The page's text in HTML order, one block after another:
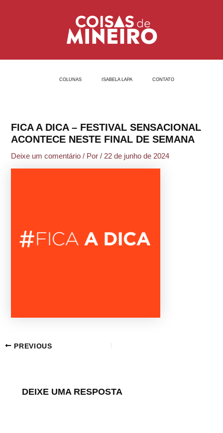
COLUNAS ISABELA LAPA CONTATO
FICA A DICA – FESTIVAL SENSACIONAL
ACONTECE NESTE FINAL DE SEMANA
Deixe um comentário / Por/ 22 de junho de 2024
PREVIOUS
DEIXE UMA RESPOSTA